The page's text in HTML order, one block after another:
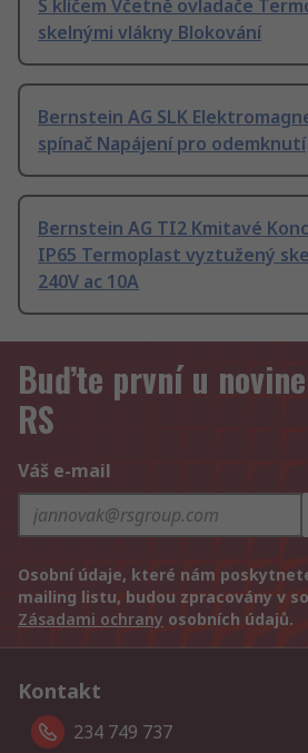
S klíčem Včetně ovladače
skelnými vlákny Blokování
Bernstein AG SLK
spínač Napájení pro odemknutí
Bernstein AG TI2 Kmitavé
IP65 Termoplast vyztužený
240V ac 10A
Buďte první u
RS
Váš e-mail
Osobní údaje, které nám
mailing listu, budou zpracovány v
Zásadami ochrany osobních údajů.
Kontakt
234 749 737